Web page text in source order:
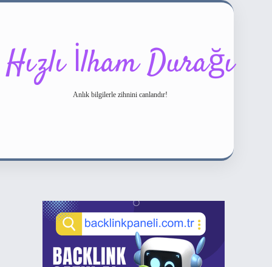
Hızlı İlham Durağı
Anlık bilgilerle zihnini canlandır!